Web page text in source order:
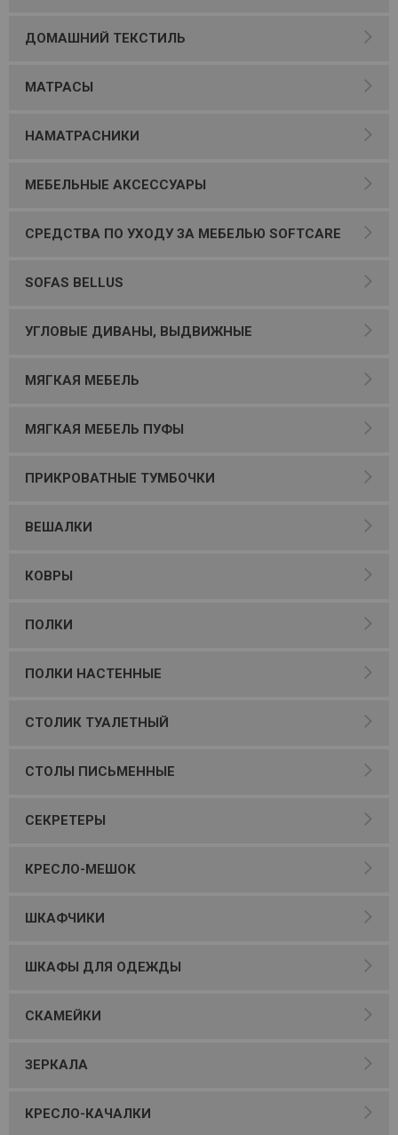
ДОМАШНИЙ ТЕКСТИЛЬ
МАТРАСЫ
НАМАТРАСНИКИ
МЕБЕЛЬНЫЕ АКСЕССУАРЫ
СРЕДСТВА ПО УХОДУ ЗА МЕБЕЛЬЮ SOFTCARE
SOFAS BELLUS
УГЛОВЫЕ ДИВАНЫ, ВЫДВИЖНЫЕ
МЯГКАЯ МЕБЕЛЬ
МЯГКАЯ МЕБЕЛЬ ПУФЫ
ПРИКРОВАТНЫЕ ТУМБОЧКИ
ВЕШАЛКИ
КОВРЫ
ПОЛКИ
ПОЛКИ НАСТЕННЫЕ
СТОЛИК ТУАЛЕТНЫЙ
СТОЛЫ ПИСЬМЕННЫЕ
СЕКРЕТЕРЫ
КРЕСЛО-МЕШОК
ШКАФЧИКИ
ШКАФЫ ДЛЯ ОДЕЖДЫ
СКАМЕЙКИ
ЗЕРКАЛА
КРЕСЛО-КАЧАЛКИ